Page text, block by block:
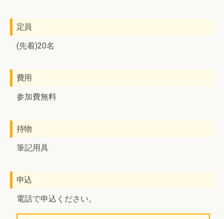
定員
(先着)20名
費用
参加費無料
持物
筆記用具
申込
電話で申込ください。